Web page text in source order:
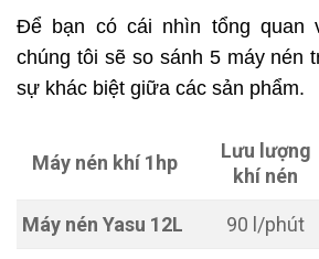
Để bạn có cái nhìn tổng quan
chúng tôi sẽ so sánh 5 máy nén
sự khác biệt giữa các sản phẩm.
Máy nén khí 1hp
Lưu lượng
khí nén
Máy nén Yasu 12L 90 l/phút